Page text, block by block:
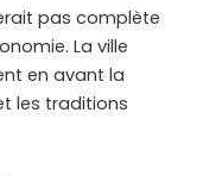
pas complète
La ville
en avant la
les traditions